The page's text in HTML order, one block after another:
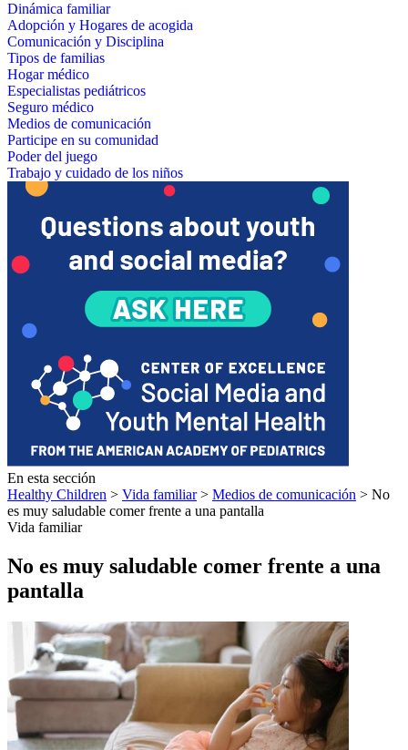
Dinámica familiar
Adopción y Hogares de acogida
Comunicación y Disciplina
Tipos de familias
Hogar médico
Especialistas pediátricos
Seguro médico
Medios de comunicación
Participe en su comunidad
Poder del juego
Trabajo y cuidado de los niños
En esta sección
Healthy Children > Vida familiar> Medios de comunicación > No
es muy saludable comer frente a una pantalla
Vida familiar
No es muy saludable comer frente a una
pantalla